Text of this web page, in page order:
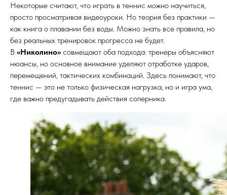
Некоторые считают, что играть в теннис можно научиться,
просто просматривая видеоуроки. Но теория без практики —
как книга о плавании без воды. Можно знать все правила, но
без реальных тренировок прогресса не будет.
В «Николино» совмещают оба подхода: тренеры объясняют
нюансы, но основное внимание уделяют отработке ударов,
перемещений, тактических комбинаций. Здесь понимают, что
теннис — это не только физическая нагрузка, но и игра ума,
где важно предугадывать действия соперника.